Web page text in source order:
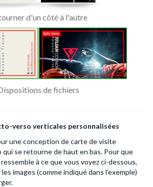
d'un côté à l'autre
de fichiers
verso verticales personnalisées
une conception de carte de visite
se retourne de haut en bas. Pour que
à ce que vous voyez ci-dessous,
images (comme indiqué dans l'exemple)